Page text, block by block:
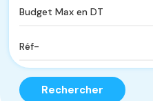
Rechercher